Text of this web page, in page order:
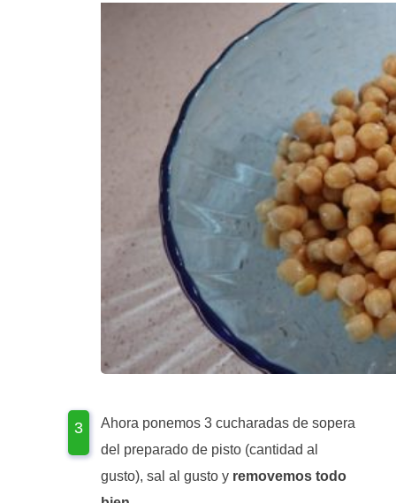
Ahora ponemos 3 cucharadas de sopera
del preparado de pisto (cantidad al
gusto), sal al gusto y removemos todo